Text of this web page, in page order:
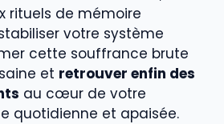
rituels de mémoire
votre système
cette souffrance brute
et retrouver enfin des
au cœur de votre
quotidienne et apaisée.